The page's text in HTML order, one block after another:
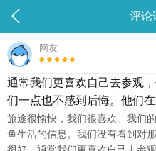
 评论
网友
通常我们更喜欢自己去参观
们一点也不感到后悔。他们
旅途很愉快，我们很喜欢。我们
鱼生活的信息。我们没有看到对